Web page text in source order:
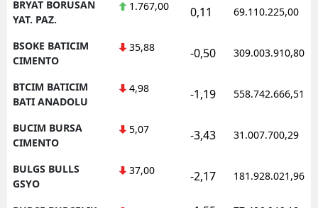
BRYAT BORUSAN
YAT. PAZ.
1.767,00 0,11 69.110.225,00
BSOKE BATICIM
CIMENTO
35,88 -0,50 309.003.910,80
BTCIM BATICIM
BATI ANADOLU
4,98 -1,19 558.742.666,51
BUCIM BURSA
CIMENTO
5,07 -3,43 31.007.700,29
BULGS BULLS
GSYO
37,00 -2,17 181.928.021,96